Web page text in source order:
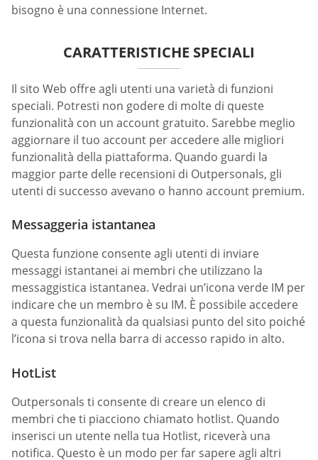
bisogno è una connessione Internet.
CARATTERISTICHE SPECIALI
Il sito Web offre agli utenti una varietà di funzioni
speciali. Potresti non godere di molte di queste
funzionalità con un account gratuito. Sarebbe meglio
aggiornare il tuo account per accedere alle migliori
funzionalità della piattaforma. Quando guardi la
maggior parte delle recensioni di Outpersonals, gli
utenti di successo avevano o hanno account premium.
Messaggeria istantanea
Questa funzione consente agli utenti di inviare
messaggi istantanei ai membri che utilizzano la
messaggistica istantanea. Vedrai un’icona verde IM per
indicare che un membro è su IM. È possibile accedere
a questa funzionalità da qualsiasi punto del sito poiché
l’icona si trova nella barra di accesso rapido in alto.
HotList
Outpersonals ti consente di creare un elenco di
membri che ti piacciono chiamato hotlist. Quando
inserisci un utente nella tua Hotlist, riceverà una
notifica. Questo è un modo per far sapere agli altri